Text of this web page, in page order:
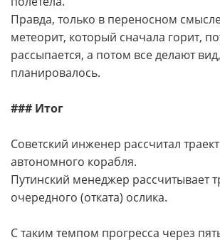
Правда, только в переносном
метеорит, который сначала горит,
рассыпается, а потом все делают
планировалось.
### Итог
Советский инженер рассчитал
автономного корабля.
Путинский менеджер рассчитывает
очередного (отката) ослика.
С таким темпом прогресса через